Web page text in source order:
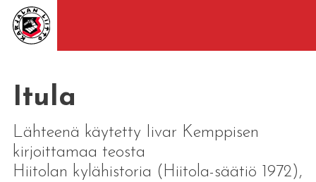
Itula
Lähteenä käytetty Iivar Kemppisen
kirjoittamaa teosta
Hiitolan kylähistoria (Hiitola-säätiö 1972),